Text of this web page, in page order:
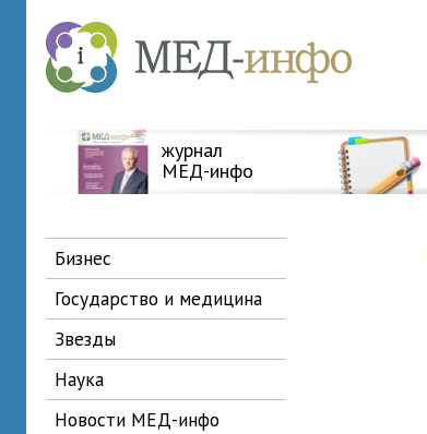
журнал
МЕД-инфо
бизнес
государство и медицина
звезды
наука
новости МЕД-инфо